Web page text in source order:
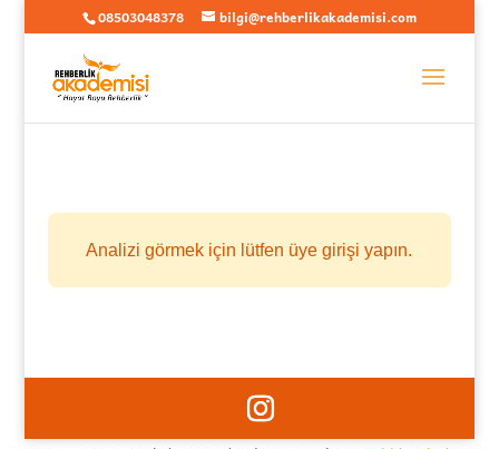
08503048378 bilgi@rehberlikakademisi.com
Analizi görmek için lütfen üye girişi yapın.